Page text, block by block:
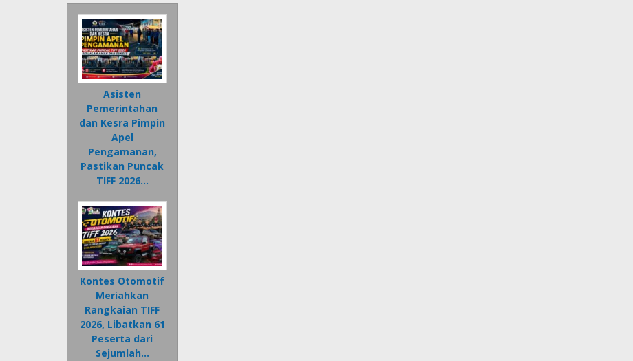
Asisten
Pemerintahan
dan Kesra Pimpin
Apel
Pengamanan,
Pastikan Puncak
TIFF 2026…
Kontes Otomotif
Meriahkan
Rangkaian TIFF
2026, Libatkan 61
Peserta dari
Sejumlah…